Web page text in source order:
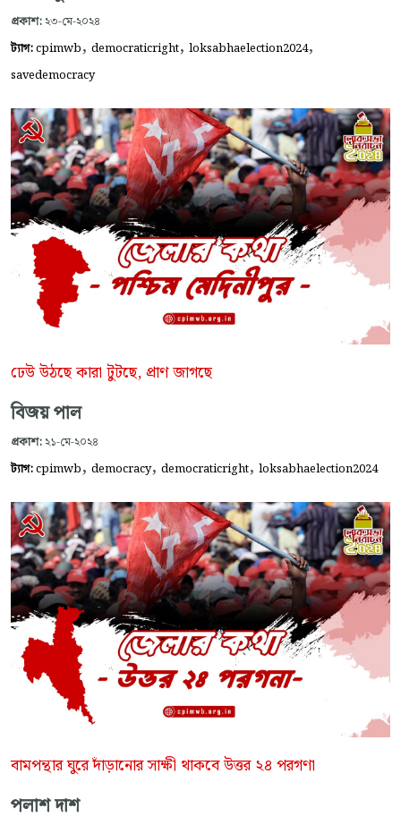
প্রকাশ: ২৩-মে-২০২৪
ট্যাগ:cpimwb, democraticright, loksabhaelection2024,
savedemocracy
ঢেউ উঠছে কারা টুটছে, প্রাণ জাগছে
বিজয় পাল
প্রকাশ: ২১-মে-২০২৪
ট্যাগ:cpimwb, democracy, democraticright, loksabhaelection2024
বামপন্থার ঘুরে দাঁড়ানোর সাক্ষী থাকবে উত্তর ২৪ পরগণা
পলাশ দাশ